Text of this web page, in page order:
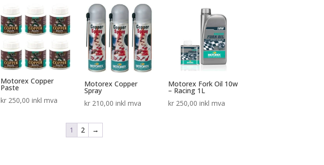
Motorex Copper
Paste
kr 250,00 inkl mva
Motorex Copper
Spray
kr 210,00 inkl mva
Motorex Fork Oil 10w
– Racing 1L
kr250,00 inkl mva
1 2 →